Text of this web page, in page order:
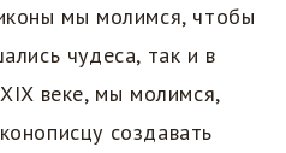
мы молимся, чтобы
чудеса, так и в
веке, мы молимся,
создавать